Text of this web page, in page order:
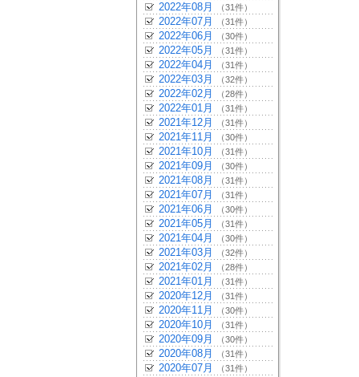
2022年08月 （31件）
2022年07月 （31件）
2022年06月 （30件）
2022年05月 （31件）
2022年04月 （31件）
2022年03月 （32件）
2022年02月 （28件）
2022年01月 （31件）
2021年12月 （31件）
2021年11月 （30件）
2021年10月 （31件）
2021年09月 （30件）
2021年08月 （31件）
2021年07月 （31件）
2021年06月 （30件）
2021年05月 （31件）
2021年04月 （30件）
2021年03月 （32件）
2021年02月 （28件）
2021年01月 （31件）
2020年12月 （31件）
2020年11月 （30件）
2020年10月 （31件）
2020年09月 （30件）
2020年08月 （31件）
2020年07月 （31件）